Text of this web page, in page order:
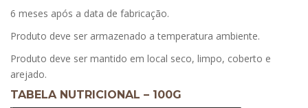
6 meses após a data de fabricação.
Produto deve ser armazenado a temperatura ambiente.
Produto deve ser mantido em local seco, limpo, coberto e
arejado.
TABELA NUTRICIONAL – 100G